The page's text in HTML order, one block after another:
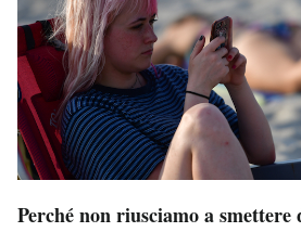
Perché non riusciamo a